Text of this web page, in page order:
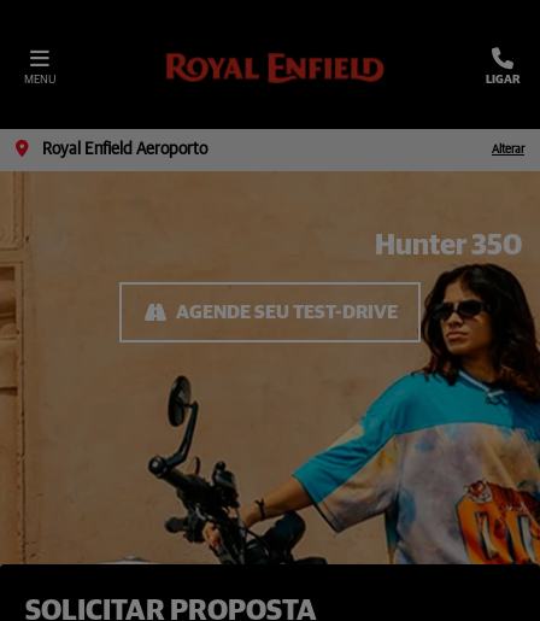
MENU LIGAR
Royal Enfield Aeroporto Alterar
SOLICITAR PROPOSTA
Hunter 350
AGENDE SEU TEST-DRIVE